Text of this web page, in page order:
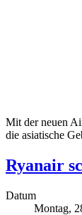
Mit der neuen
die asiatische
Ryanair
Datum
Montag,